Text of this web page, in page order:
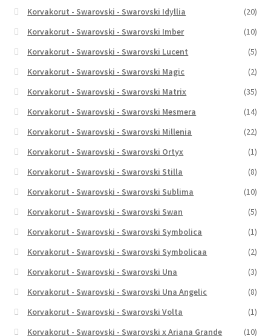
Korvakorut - Swarovski - Swarovski Idyllia
(20)
Korvakorut - Swarovski - Swarovski Imber
(10)
Korvakorut - Swarovski - Swarovski Lucent
(5)
Korvakorut - Swarovski - Swarovski Magic
(2)
Korvakorut - Swarovski - Swarovski Matrix
(35)
Korvakorut - Swarovski - Swarovski Mesmera
(14)
Korvakorut - Swarovski - Swarovski Millenia
(22)
Korvakorut - Swarovski - Swarovski Ortyx
(1)
Korvakorut - Swarovski - Swarovski Stilla
(8)
Korvakorut - Swarovski - Swarovski Sublima
(10)
Korvakorut - Swarovski - Swarovski Swan
(5)
Korvakorut - Swarovski - Swarovski Symbolica
(1)
Korvakorut - Swarovski - Swarovski Symbolicaa
(2)
Korvakorut - Swarovski - Swarovski Una
(3)
Korvakorut - Swarovski - Swarovski Una Angelic
(8)
Korvakorut - Swarovski - Swarovski Volta
(1)
Korvakorut - Swarovski - Swarovski x Ariana Grande
(10)